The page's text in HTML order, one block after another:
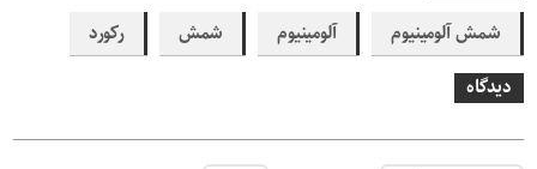
شمش آلومینیوم
آلومینیوم شمش
رکورد
دیدگاه